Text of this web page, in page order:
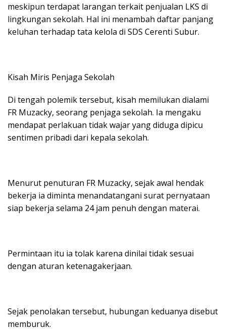
meskipun terdapat larangan terkait penjualan LKS di
lingkungan sekolah. Hal ini menambah daftar panjang
keluhan terhadap tata kelola di SDS Cerenti Subur.
Kisah Miris Penjaga Sekolah
Di tengah polemik tersebut, kisah memilukan dialami
FR Muzacky, seorang penjaga sekolah. Ia mengaku
mendapat perlakuan tidak wajar yang diduga dipicu
sentimen pribadi dari kepala sekolah.
Menurut penuturan FR Muzacky, sejak awal hendak
bekerja ia diminta menandatangani surat pernyataan
siap bekerja selama 24 jam penuh dengan materai.
Permintaan itu ia tolak karena dinilai tidak sesuai
dengan aturan ketenagakerjaan.
Sejak penolakan tersebut, hubungan keduanya disebut
memburuk.